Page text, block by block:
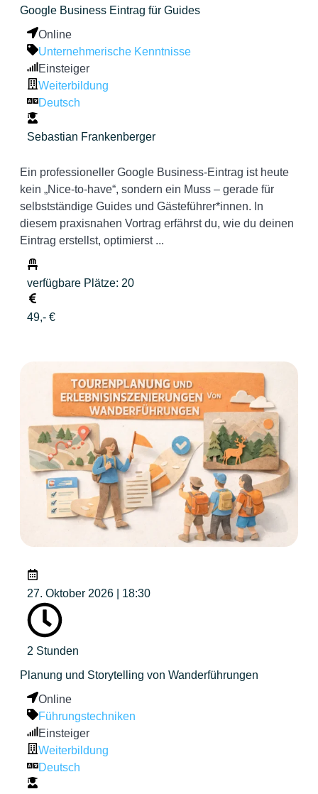
Google Business Eintrag für Guides
Online
Unternehmerische Kenntnisse
Einsteiger
Weiterbildung
Deutsch
Sebastian Frankenberger
Ein professioneller Google Business-Eintrag ist heute
kein „Nice-to-have“, sondern ein Muss – gerade für
selbstständige Guides und Gästeführer*innen. In
diesem praxisnahen Vortrag erfährst du, wie du deinen
Eintrag erstellst, optimierst ...
verfügbare Plätze: 20
49,- €
27. Oktober 2026 | 18:30
2 Stunden
Planung und Storytelling von Wanderführungen
Online
Führungstechniken
Einsteiger
Weiterbildung
Deutsch